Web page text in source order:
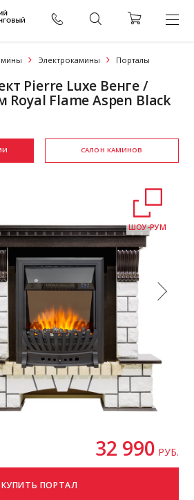
Электрокамины Порталы
Pierre Luxe Венге /
Royal Flame Aspen Black
САЛОН КАМИНОВ
ШОУ-РУМ
32 990 РУБ.